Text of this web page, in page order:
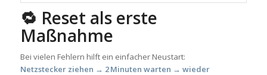
🔁 Reset als erste
Maßnahme
Bei vielen Fehlern hilft ein einfacher Neustart:
Netzstecker ziehen → 2 Minuten warten → wieder